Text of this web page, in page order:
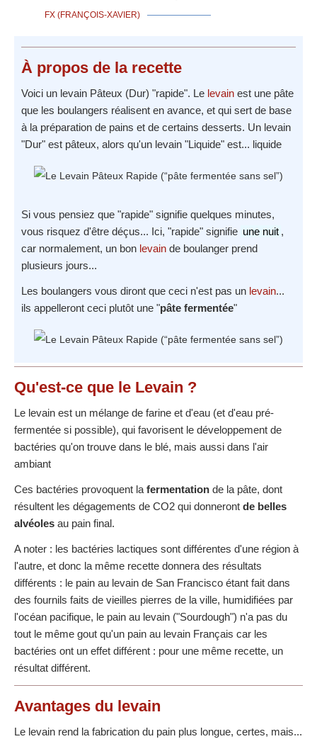
FX (FRANÇOIS-XAVIER)
À propos de la recette
Voici un levain Pâteux (Dur) "rapide". Le levain est une pâte
que les boulangers réalisent en avance, et qui sert de base
à la préparation de pains et de certains desserts. Un levain
"Dur" est pâteux, alors qu'un levain "Liquide" est... liquide
Si vous pensiez que "rapide" signifie quelques minutes,
vous risquez d'être déçus... Ici, "rapide" signifie une nuit ,
car normalement, un bon levain de boulanger prend
plusieurs jours...
Les boulangers vous diront que ceci n'est pas un levain...
ils appelleront ceci plutôt une "pâte fermentée"
Qu'est-ce que le Levain ?
Le levain est un mélange de farine et d'eau (et d'eau pré-
fermentée si possible), qui favorisent le développement de
bactéries qu'on trouve dans le blé, mais aussi dans l'air
ambiant
Ces bactéries provoquent la fermentation de la pâte, dont
résultent les dégagements de CO2 qui donneront de belles
alvéoles au pain final.
A noter : les bactéries lactiques sont différentes d'une région à
l'autre, et donc la même recette donnera des résultats
différents : le pain au levain de San Francisco étant fait dans
des fournils faits de vieilles pierres de la ville, humidifiées par
l'océan pacifique, le pain au levain ("Sourdough") n'a pas du
tout le même gout qu'un pain au levain Français car les
bactéries ont un effet différent : pour une même recette, un
résultat différent.
Avantages du levain
Le levain rend la fabrication du pain plus longue, certes, mais...